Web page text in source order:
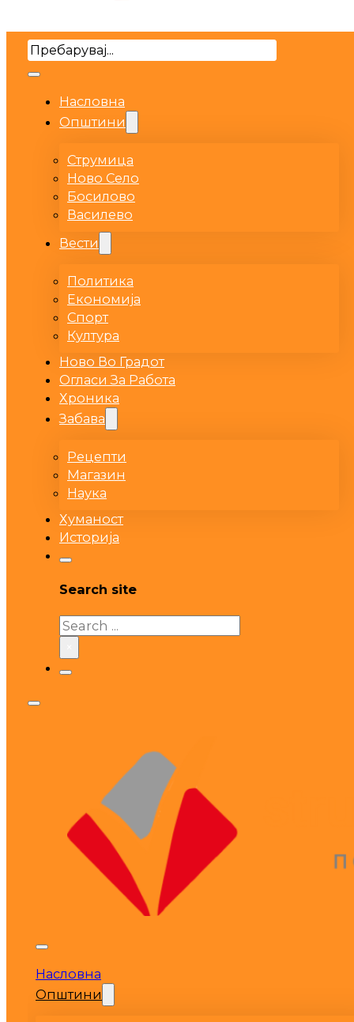
Search
Насловна
Општини
Струмица
Ново Село
Босилово
Василево
Вести
Политика
Економија
Спорт
Култура
Ново Во Градот
Огласи За Работа
Хроника
Забава
Рецепти
Магазин
Наука
Хуманост
Историја
Search site
Search
Насловна
Општини